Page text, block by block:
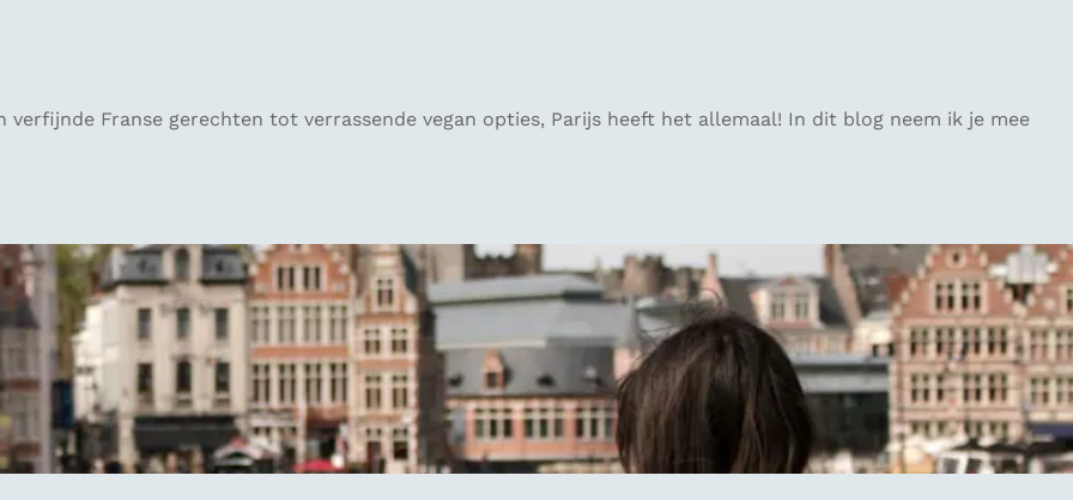
Franse gerechten tot verrassende vegan opties, Parijs heeft het allemaal! In dit blog neem ik je mee